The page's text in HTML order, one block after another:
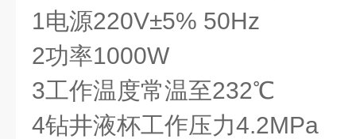
1电源220V±5% 50Hz
2功率1000W
3工作温度常温至232℃
4钻井液杯工作压力4.2MPa